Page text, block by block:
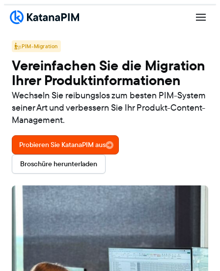
PIM-Migration
Vereinfachen Sie die Migration
Ihrer Produktinformationen
Wechseln Sie reibungslos zum besten PIM-System
seiner Art und verbessern Sie Ihr Produkt-Content-
Management.
Probieren Sie KatanaPIM aus
Broschüre herunterladen